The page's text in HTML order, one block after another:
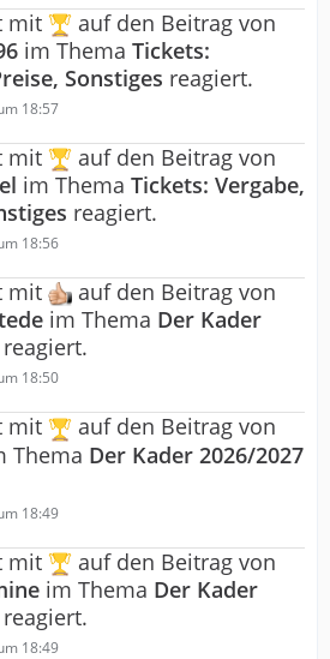
mit
auf den Beitrag von
im Thema Tickets:
Sonstiges reagiert.
18:57
mit
auf den Beitrag von
im Thema Tickets: Vergabe,
reagiert.
18:56
mit
auf den Beitrag von
im Thema Der Kader
reagiert.
18:50
mit
auf den Beitrag von
Thema Der Kader 2026/2027
18:49
mit
auf den Beitrag von
im Thema Der Kader
reagiert.
18:49